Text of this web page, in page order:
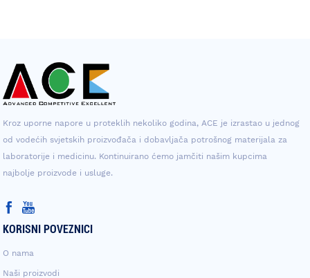
Kroz uporne napore u proteklih nekoliko godina, ACE je izrastao u jednog
od vodećih svjetskih proizvođača i dobavljača potrošnog materijala za
laboratorije i medicinu. Kontinuirano ćemo jamčiti našim kupcima
najbolje proizvode i usluge.
KORISNI POVEZNICI
O nama
Naši proizvodi